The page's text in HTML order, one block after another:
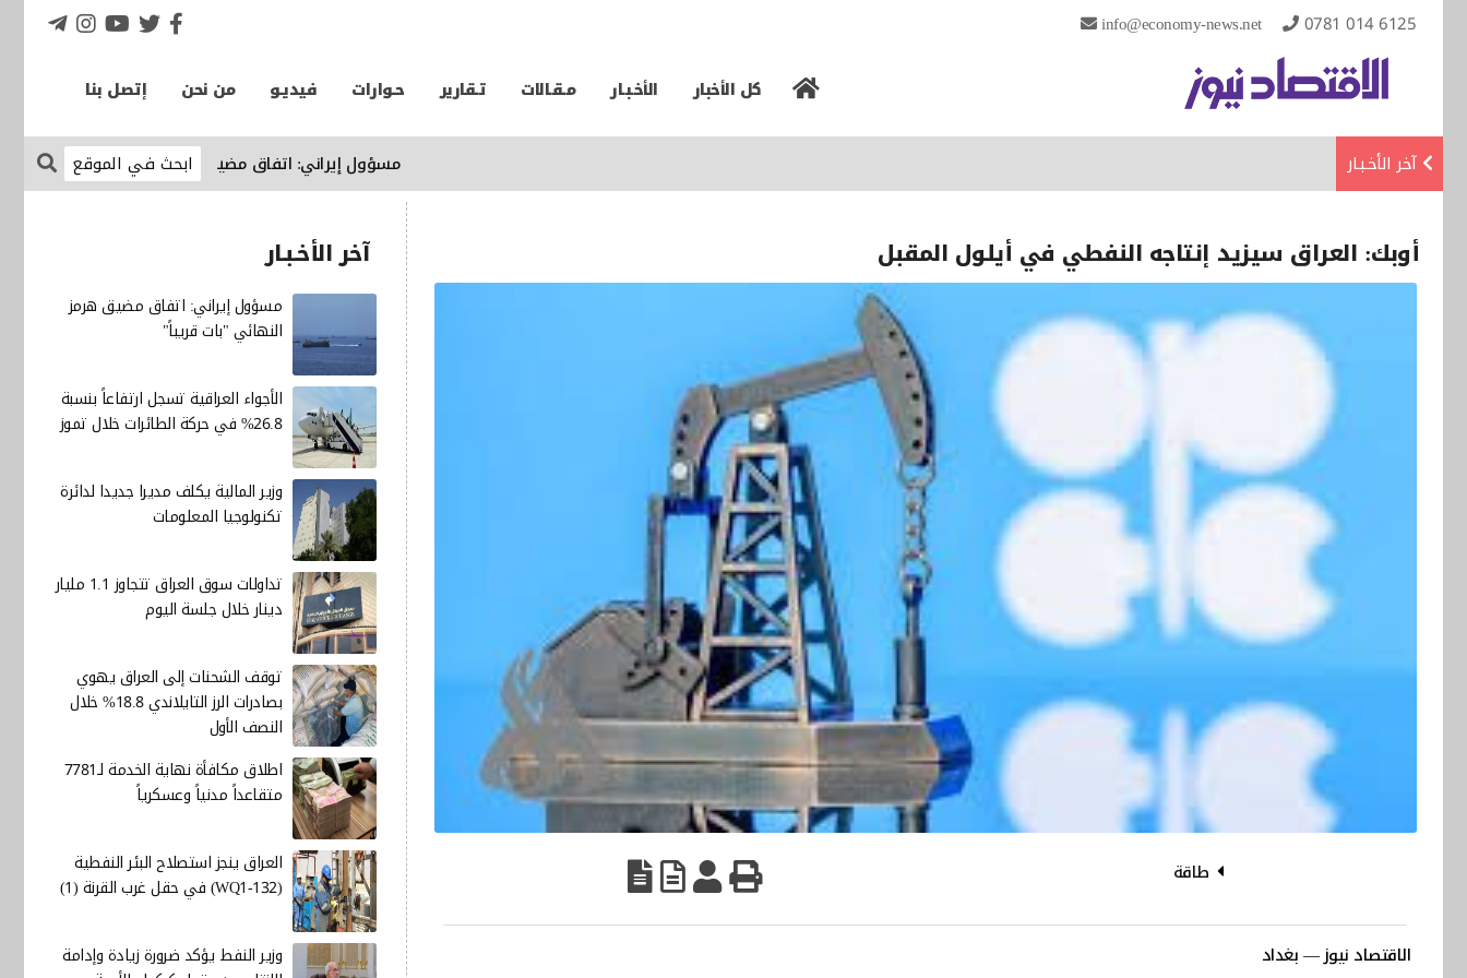
info@economy-news.net 0781 014 6125
كل الأخبار الأخـبـار مـقـالات تـقارير حـوارات فيديـو من نحن إتصل بنا
آخر الأخـبـار مسؤول إيراني: اتفاق مضيق هرمز النهائي "بات قريباً"
أوبك: العراق سيزيد إنتاجه النفطي في أيلول المقبل
طاقة
الاقتصاد نيوز — بغداد
آخر الأخـبـار
مسؤول إيراني: اتفاق مضيق هرمز
النهائي "بات قريباً"
الأجواء العراقية تسجل ارتفاعاً بنسبة
26.8% في حركة الطائرات خلال تموز
وزير المالية يكلف مديرا جديدا لدائرة
تكنولوجيا المعلومات
تداولات سوق العراق تتجاوز 1.1 مليار
دينار خلال جلسة اليوم
توقف الشحنات إلى العراق يهوي
بصادرات الرز التايلاندي 18.8% خلال
النصف الأول
اطلاق مكافأة نهاية الخدمة لـ7781
متقاعداً مدنياً وعسكرياً
العراق ينجز استصلاح البئر النفطية
(WQ1-132) في حقل غرب القرنة (1)
وزير النفط يؤكد ضرورة زيادة وإدامة